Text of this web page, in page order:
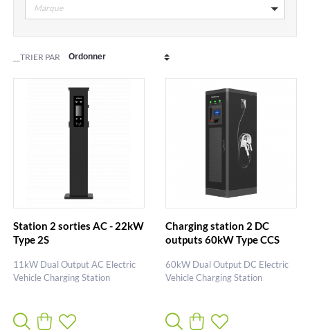
Marque
__TRIER PAR
Station 2 sorties AC - 22kW
Type 2S
11kW Dual Output AC Electric
Vehicle Charging Station
Charging station 2 DC
outputs 60kW Type CCS
60kW Dual Output DC Electric
Vehicle Charging Station